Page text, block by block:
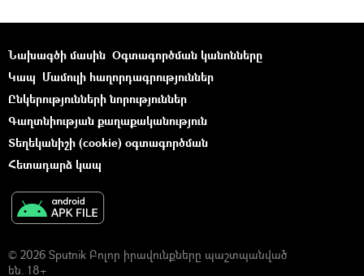
Նախագծի մասին Օգտագործման կանոնները
Կապ Մամուլի հաղորդագրություններ
Ընկերությունների նորություններ
Գաղտնիության քաղաքականություն
Տեղեկանիշի (cookie) օգտագործման
Հետադարձ կապ
© 2026 Sputnik Բոլոր իրավունքները պաշտպանված
են. 18+